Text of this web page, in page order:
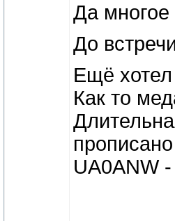
Да
До
Ещё
Как то
UA0ANW